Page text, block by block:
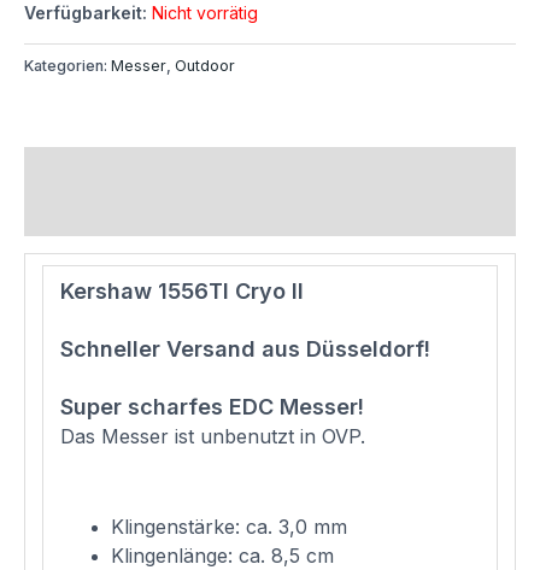
Verfügbarkeit: Nicht vorrätig
Kategorien: Messer, Outdoor
Kershaw 1556TI Cryo II
Schneller Versand aus Düsseldorf!
Super scharfes EDC Messer!
Das Messer ist unbenutzt in OVP.
Klingenstärke: ca. 3,0 mm
Klingenlänge: ca. 8,5 cm